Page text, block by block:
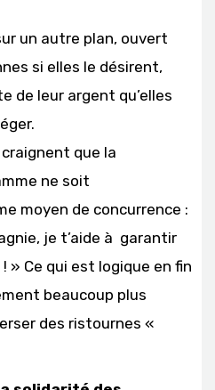
un autre plan, ouvert
si elles le désirent,
de leur argent qu’elles
que la
ne soit
moyen de concurrence :
je t’aide à garantir
» Ce qui est logique en fin
beaucoup plus
des ristournes «